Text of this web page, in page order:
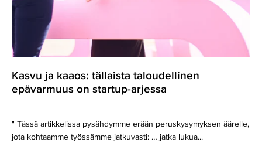
Kasvu ja kaaos: tällaista taloudellinen
epävarmuus on startup-arjessa
" Tässä artikkelissa pysähdymme erään peruskysymyksen äärelle,
jota kohtaamme työssämme jatkuvasti: … jatka lukua...